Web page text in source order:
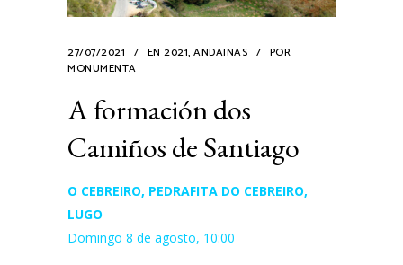
27/07/2021 EN 2021, ANDAINAS
POR
MONUMENTA
A formación dos
Camiños de Santiago
O CEBREIRO, PEDRAFITA DO CEBREIRO,
LUGO
Domingo 8 de agosto, 10:00